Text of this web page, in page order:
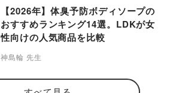
【2026年】体臭予防ボディソープの
おすすめランキング14選。LDKが女
性向けの人気商品を比較
神島輪 先生